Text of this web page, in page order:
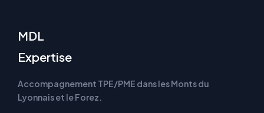
MDL
Expertise
Accompagnement TPE/PME dans les Monts du
Lyonnais et le Forez.